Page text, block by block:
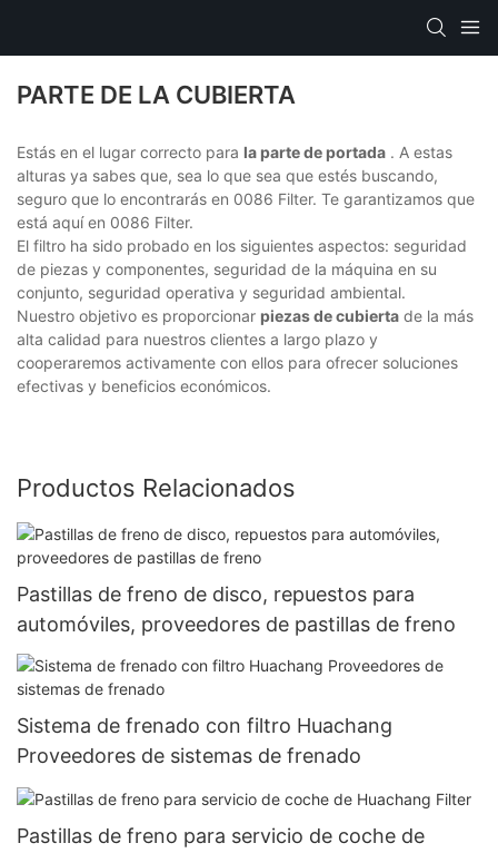
PARTE DE LA CUBIERTA
Estás en el lugar correcto para la parte de portada . A estas
alturas ya sabes que, sea lo que sea que estés buscando,
seguro que lo encontrarás en 0086 Filter. Te garantizamos que
está aquí en 0086 Filter.
El filtro ha sido probado en los siguientes aspectos: seguridad
de piezas y componentes, seguridad de la máquina en su
conjunto, seguridad operativa y seguridad ambiental.
Nuestro objetivo es proporcionar piezas de cubierta de la más
alta calidad para nuestros clientes a largo plazo y
cooperaremos activamente con ellos para ofrecer soluciones
efectivas y beneficios económicos.
Productos Relacionados
Pastillas de freno de disco, repuestos para
automóviles, proveedores de pastillas de freno
Sistema de frenado con filtro Huachang
Proveedores de sistemas de frenado
Pastillas de freno para servicio de coche de